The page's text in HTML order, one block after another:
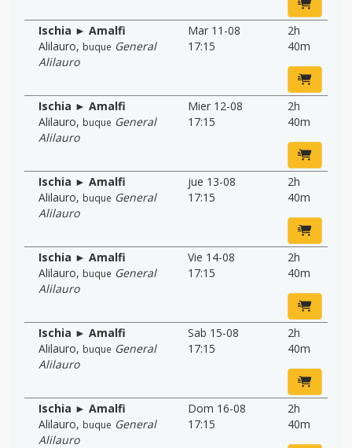
Ischia ► Amalfi
Alilauro, buque General
Alilauro
Mar 11-08
17:15
2h
40m
Ischia ► Amalfi
Alilauro, buque General
Alilauro
Mier 12-08
17:15
2h
40m
Ischia ► Amalfi
Alilauro, buque General
Alilauro
jue 13-08
17:15
2h
40m
Ischia ► Amalfi
Alilauro, buque General
Alilauro
Vie 14-08
17:15
2h
40m
Ischia ► Amalfi
Alilauro, buque General
Alilauro
Sab 15-08
17:15
2h
40m
Ischia ► Amalfi
Alilauro, buque General
Alilauro
Dom 16-08
17:15
2h
40m